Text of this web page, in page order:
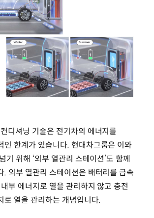
디셔닝 기술은 전기차의 에너지를
인 한계가 있습니다. 현대차그룹은 이와
기 위해 ‘외부 열관리 스테이션’도 함께
. 외부 열관리 스테이션은 배터리를 급속
부 에너지로 열을 관리하지 않고 충전
로 열을 관리하는 개념입니다.